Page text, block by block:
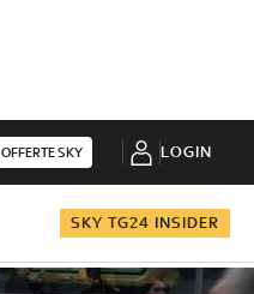
OFFERTE SKY LOGIN
SKY TG24 INSIDER